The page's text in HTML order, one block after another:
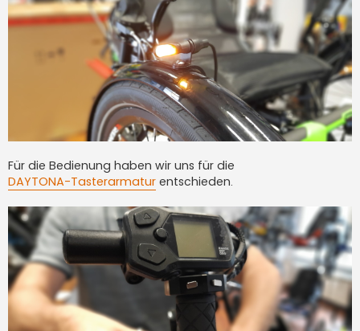
Für die Bedienung haben wir uns für die
DAYTONA-Tasterarmatur entschieden.